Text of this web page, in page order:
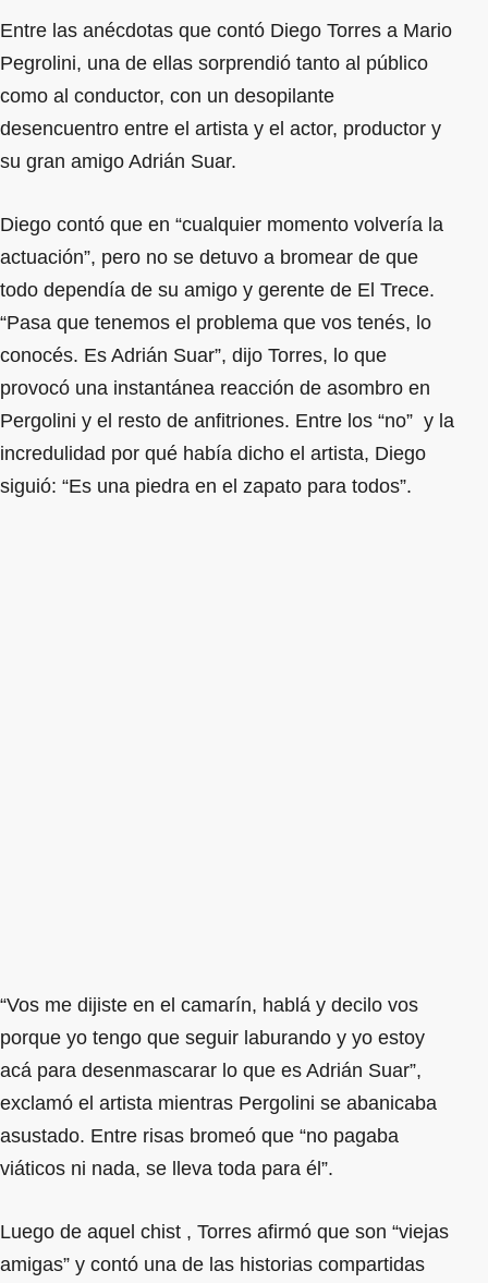
Entre las anécdotas que contó Diego Torres a Mario
Pegrolini, una de ellas sorprendió tanto al público
como al conductor, con un desopilante
desencuentro entre el artista y el actor, productor y
su gran amigo Adrián Suar.
Diego contó que en “cualquier momento volvería la
actuación”, pero no se detuvo a bromear de que
todo dependía de su amigo y gerente de El Trece.
“Pasa que tenemos el problema que vos tenés, lo
conocés. Es Adrián Suar”, dijo Torres, lo que
provocó una instantánea reacción de asombro en
Pergolini y el resto de anfitriones. Entre los “no” y la
incredulidad por qué había dicho el artista, Diego
siguió: “Es una piedra en el zapato para todos”.
“Vos me dijiste en el camarín, hablá y decilo vos
porque yo tengo que seguir laburando y yo estoy
acá para desenmascarar lo que es Adrián Suar”,
exclamó el artista mientras Pergolini se abanicaba
asustado. Entre risas bromeó que “no pagaba
viáticos ni nada, se lleva toda para él”.
Luego de aquel chist , Torres afirmó que son “viejas
amigas” y contó una de las historias compartidas